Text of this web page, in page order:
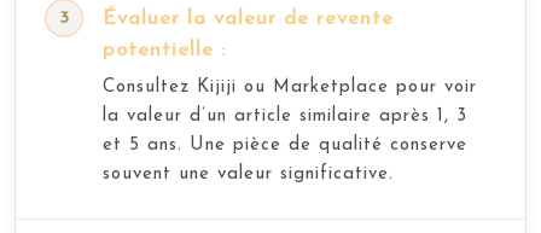
Évaluer la valeur de revente
potentielle :
Consultez Kijiji ou Marketplace pour voir
la valeur d’un article similaire après 1, 3
et 5 ans. Une pièce de qualité conserve
souvent une valeur significative.